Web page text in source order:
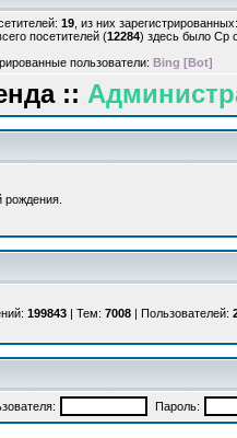
19 , из них
посетителей (12284) здесь было Ср
пользователи: Bing [Bot]
::
рождения.
199843 | Тем: 7008 | Пользователей:
Пароль: